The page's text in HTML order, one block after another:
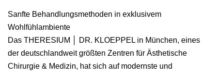
Sanfte Behandlungsmethoden in exklusivem
Wohlfühlambiente
Das THERESIUM │ DR. KLOEPPEL in München, eines
der deutschlandweit größten Zentren für Ästhetische
Chirurgie & Medizin, hat sich auf modernste und